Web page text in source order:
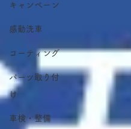
キャンペーン
感動洗車
コーティング
パーツ取り付
け
車検・整備